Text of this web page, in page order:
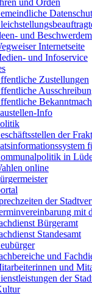
und Orden
und
Internetseite
und Infoservice
Zustellungen
Info
der
in
online
der
mit
Bürgeramt
Standesamt
und
und
der